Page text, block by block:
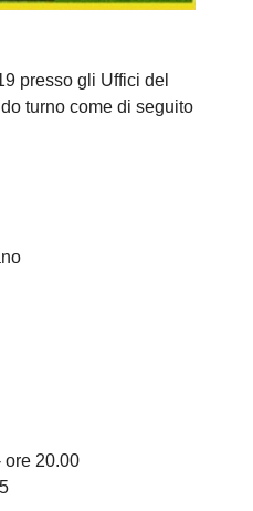
presso gli Uffici del
turno come di seguito
ore 20.00